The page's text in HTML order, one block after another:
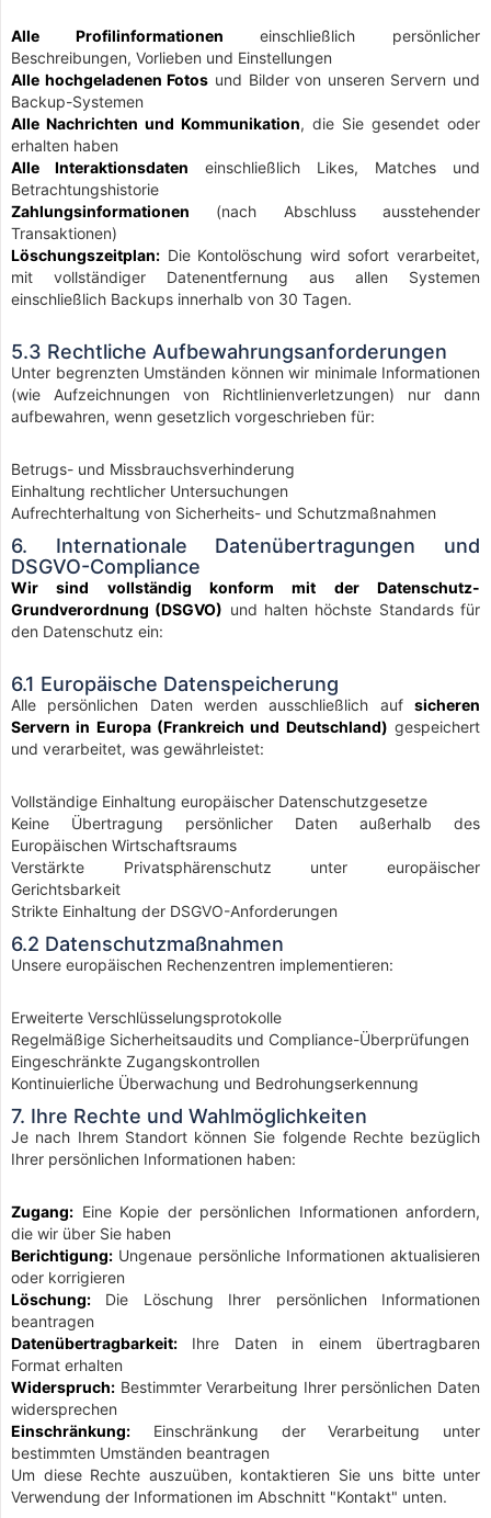
Alle Profilinformationen einschließlich persönlicher
Beschreibungen, Vorlieben und Einstellungen
Alle hochgeladenen Fotos und Bilder von unseren Servern und
Backup-Systemen
Alle Nachrichten und Kommunikation, die Sie gesendet oder
erhalten haben
Alle Interaktionsdaten einschließlich Likes, Matches und
Betrachtungshistorie
Zahlungsinformationen (nach Abschluss ausstehender
Transaktionen)
Löschungszeitplan: Die Kontolöschung wird sofort verarbeitet,
mit vollständiger Datenentfernung aus allen Systemen
einschließlich Backups innerhalb von 30 Tagen.
5.3 Rechtliche Aufbewahrungsanforderungen
Unter begrenzten Umständen können wir minimale Informationen
(wie Aufzeichnungen von Richtlinienverletzungen) nur dann
aufbewahren, wenn gesetzlich vorgeschrieben für:
Betrugs- und Missbrauchsverhinderung
Einhaltung rechtlicher Untersuchungen
Aufrechterhaltung von Sicherheits- und Schutzmaßnahmen
6. Internationale Datenübertragungen und
DSGVO-Compliance
Wir sind vollständig konform mit der Datenschutz-
Grundverordnung (DSGVO) und halten höchste Standards für
den Datenschutz ein:
6.1 Europäische Datenspeicherung
Alle persönlichen Daten werden ausschließlich auf sicheren
Servern in Europa (Frankreich und Deutschland) gespeichert
und verarbeitet, was gewährleistet:
Vollständige Einhaltung europäischer Datenschutzgesetze
Keine Übertragung persönlicher Daten außerhalb des
Europäischen Wirtschaftsraums
Verstärkte Privatsphärenschutz unter europäischer
Gerichtsbarkeit
Strikte Einhaltung der DSGVO-Anforderungen
6.2 Datenschutzmaßnahmen
Unsere europäischen Rechenzentren implementieren:
Erweiterte Verschlüsselungsprotokolle
Regelmäßige Sicherheitsaudits und Compliance-Überprüfungen
Eingeschränkte Zugangskontrollen
Kontinuierliche Überwachung und Bedrohungserkennung
7. Ihre Rechte und Wahlmöglichkeiten
Je nach Ihrem Standort können Sie folgende Rechte bezüglich
Ihrer persönlichen Informationen haben:
Zugang: Eine Kopie der persönlichen Informationen anfordern,
die wir über Sie haben
Berichtigung: Ungenaue persönliche Informationen aktualisieren
oder korrigieren
Löschung: Die Löschung Ihrer persönlichen Informationen
beantragen
Datenübertragbarkeit: Ihre Daten in einem übertragbaren
Format erhalten
Widerspruch: Bestimmter Verarbeitung Ihrer persönlichen Daten
widersprechen
Einschränkung: Einschränkung der Verarbeitung unter
bestimmten Umständen beantragen
Um diese Rechte auszuüben, kontaktieren Sie uns bitte unter
Verwendung der Informationen im Abschnitt "Kontakt" unten.